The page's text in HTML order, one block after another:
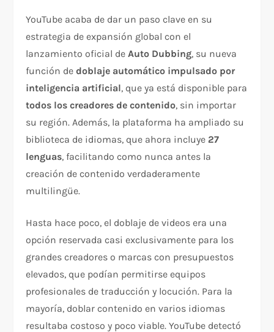
YouTube acaba de dar un paso clave en su
estrategia de expansión global con el
lanzamiento oficial deAuto Dubbing, su nueva
función dedoblaje automático impulsado por
inteligencia artificial, que ya está disponible para
todos los creadores de contenido, sin importar
su región. Además, la plataforma ha ampliado su
biblioteca de idiomas, que ahora incluye 27
lenguas, facilitando como nunca antes la
creación de contenido verdaderamente
multilingüe.
Hasta hace poco, el doblaje de videos era una
opción reservada casi exclusivamente para los
grandes creadores o marcas con presupuestos
elevados, que podían permitirse equipos
profesionales de traducción y locución. Para la
mayoría, doblar contenido en varios idiomas
resultaba costoso y poco viable. YouTube detectó